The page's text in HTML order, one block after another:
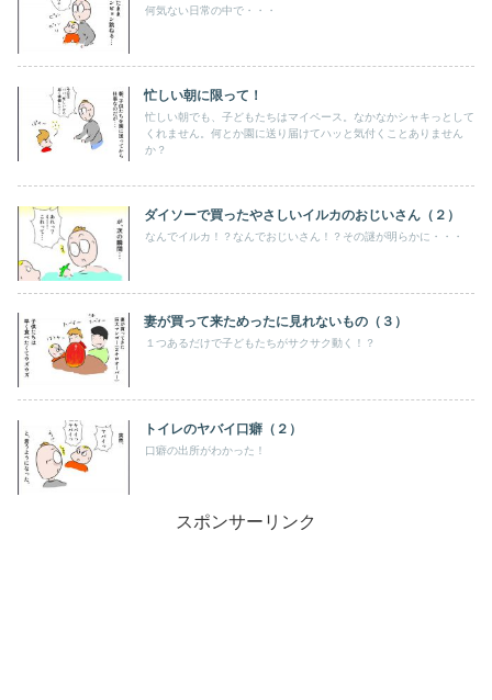
何気ない日常の中で・・・
忙しい朝に限って！
忙しい朝でも、子どもたちはマイペース。なかなかシャキっとして
くれません。何とか園に送り届けてハッと気付くことありません
か？
ダイソーで買ったやさしいイルカのおじいさん（２）
なんでイルカ！？なんでおじいさん！？その謎が明らかに・・・
妻が買って来ためったに見れないもの（３）
１つあるだけで子どもたちがサクサク動く！？
トイレのヤバイ口癖（２）
口癖の出所がわかった！
スポンサーリンク